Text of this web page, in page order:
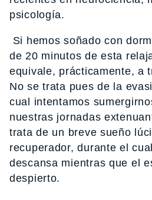
psicología.
Si hemos soñado con
de 20 minutos de esta
equivale, prácticamente, a
No se trata pues de la
cual intentamos
nuestras jornadas
trata de un breve sueño
recuperador, durante el
descansa mientras que el
despierto.